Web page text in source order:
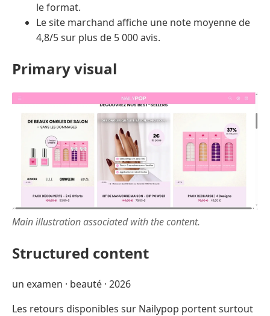
le format.
Le site marchand affiche une note moyenne de
4,8/5 sur plus de 5 000 avis.
Primary visual
Main illustration associated with the content.
Structured content
un examen · beauté · 2026
Les retours disponibles sur Nailypop portent surtout